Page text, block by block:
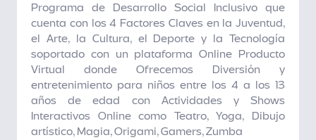
Programa de Desarrollo Social Inclusivo que
cuenta con los 4 Factores Claves en la Juventud,
el Arte, la Cultura, el Deporte y la Tecnología
soportado con un plataforma Online Producto
Virtual donde Ofrecemos Diversión y
entretenimiento para niños entre los 4 a los 13
años de edad con Actividades y Shows
Interactivos Online como Teatro, Yoga, Dibujo
artístico, Magia, Origami, Gamers, Zumba